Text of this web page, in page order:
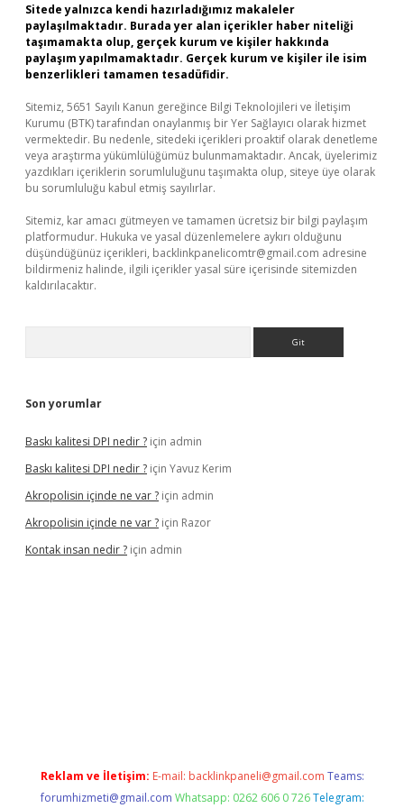
Sitede yalnızca kendi hazırladığımız makaleler
paylaşılmaktadır. Burada yer alan içerikler haber niteliği
taşımamakta olup, gerçek kurum ve kişiler hakkında
paylaşım yapılmamaktadır. Gerçek kurum ve kişiler ile isim
benzerlikleri tamamen tesadüfidir.
Sitemiz, 5651 Sayılı Kanun gereğince Bilgi Teknolojileri ve İletişim
Kurumu (BTK) tarafından onaylanmış bir Yer Sağlayıcı olarak hizmet
vermektedir. Bu nedenle, sitedeki içerikleri proaktif olarak denetleme
veya araştırma yükümlülüğümüz bulunmamaktadır. Ancak, üyelerimiz
yazdıkları içeriklerin sorumluluğunu taşımakta olup, siteye üye olarak
bu sorumluluğu kabul etmiş sayılırlar.
Sitemiz, kar amacı gütmeyen ve tamamen ücretsiz bir bilgi paylaşım
platformudur. Hukuka ve yasal düzenlemelere aykırı olduğunu
düşündüğünüz içerikleri, backlinkpanelicomtr@gmail.com adresine
bildirmeniz halinde, ilgili içerikler yasal süre içerisinde sitemizden
kaldırılacaktır.
Son yorumlar
Baskı kalitesi DPI nedir ? için admin
Baskı kalitesi DPI nedir ? için Yavuz Kerim
Akropolisin içinde ne var ? için admin
Akropolisin içinde ne var ? için Razor
Kontak insan nedir ? için admin
Reklam ve İletişim: E-mail: backlinkpaneli@gmail.com Teams:
forumhizmeti@gmail.com Whatsapp: 0262 606 0 726 Telegram: